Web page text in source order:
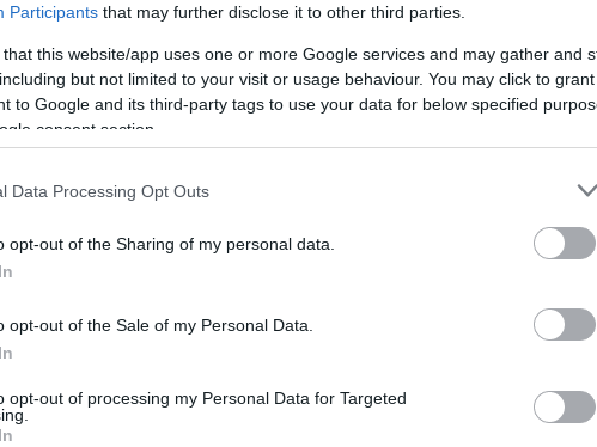
Participants that may further disclose it to other third parties.
that this website/app uses one or more Google services and may gather and
but not limited to your visit or usage behaviour. You may click to
to Google and its third-party tags to use your data for below specified
consent section.
Data Processing Opt Outs
opt-out of the Sharing of my personal data.
opt-out of the Sale of my Personal Data.
opt-out of processing my Personal Data for Targeted